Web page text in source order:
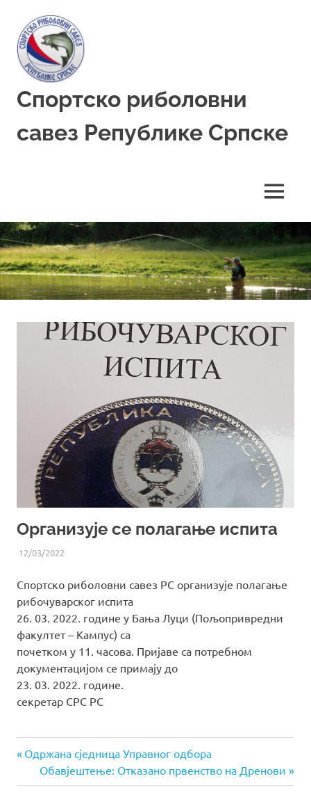
content
Спортско риболовни
савез Републике Српске
MENU
Организује се полагање испита
12/03/2022UREDNIK
ВИЈЕСТИ ИЗ СРС РС
Спортско риболовни савез РС организује полагање
рибочуварског испита
26. 03. 2022. године у Бања Луци (Пољопривредни
факултет – Kампус) са
почетком у 11. часова. Пријаве са потребном
документацијом се примају до
23. 03. 2022. године.
секретар СРС РС
Post
navigation
Previous
Post:
Oдржана сједница Управног одбора
Next
Post:
Обавјештење: Отказано првенство на Дренови